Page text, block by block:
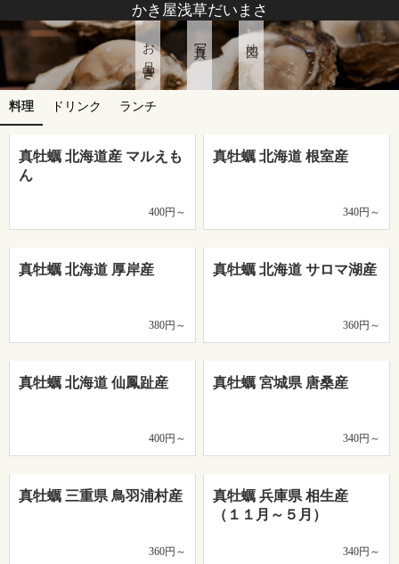
かき屋浅草だいまさ
お品書き
料理 ドリンク ランチ
真牡蠣 北海道産 マルえも
ん
400円～
真牡蠣 北海道 根室産
340円～
真牡蠣 北海道 厚岸産
380円～
真牡蠣 北海道 サロマ湖産
360円～
真牡蠣 北海道 仙鳳趾産
400円～
真牡蠣 宮城県 唐桑産
340円～
真牡蠣 三重県 鳥羽浦村産
360円～
真牡蠣 兵庫県 相生産
（１１月～５月）
340円～